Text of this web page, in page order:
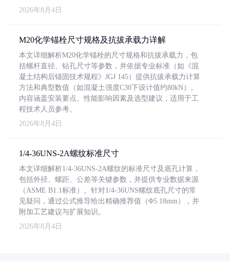
2026年8月4日
M20化学锚栓尺寸规格及抗拔承载力详解
本文详细解析M20化学锚栓的尺寸规格和抗拔承载力，包
括螺杆直径、钻孔尺寸等参数，并依据专业标准（如《混
凝土结构后锚固技术规程》JGJ 145）提供抗拔承载力计算
方法和典型数值（如混凝土强度C30下设计值约80kN）。
内容涵盖安装要点、性能影响因素及选型建议，适用于工
程技术人员参考。
2026年8月4日
1/4-36UNS-2A螺纹标准尺寸
本文详细解析1/4-36UNS-2A螺纹的标准尺寸及底孔计算，
包括外径、螺距、公差等关键参数，并提供专业数据来源
（ASME B1.1标准）。针对1/4-36UNS螺纹底孔尺寸的常
见疑问，通过公式推导给出精确推荐值（Φ5.18mm），并
附加工艺建议与扩展知识。
2026年8月4日